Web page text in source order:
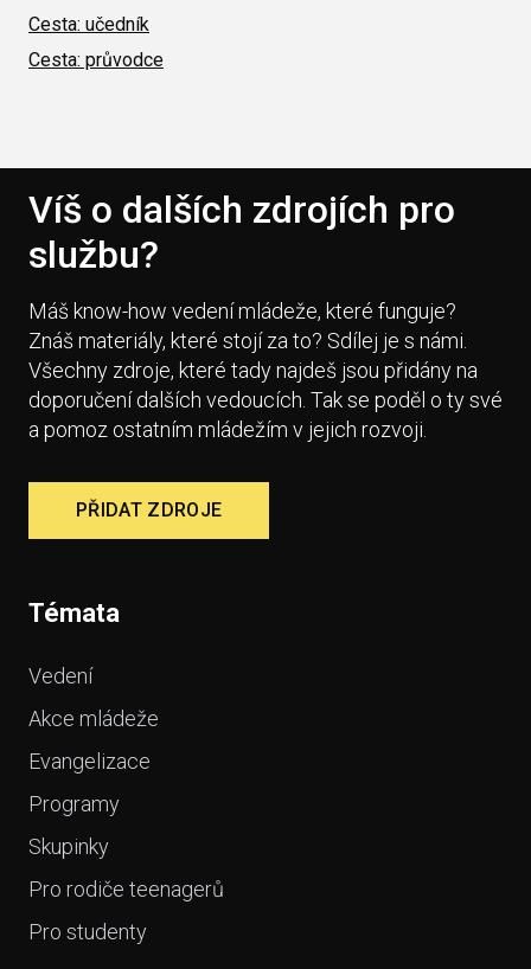
Cesta: učedník
Cesta: průvodce
Víš o dalších zdrojích pro
službu?
Máš know-how vedení mládeže, které funguje?
Znáš materiály, které stojí za to? Sdílej je s námi.
Všechny zdroje, které tady najdeš jsou přidány na
doporučení dalších vedoucích. Tak se poděl o ty své
a pomoz ostatním mládežím v jejich rozvoji.
PŘIDAT ZDROJE
Témata
Vedení
Akce mládeže
Evangelizace
Programy
Skupinky
Pro rodiče teenagerů
Pro studenty